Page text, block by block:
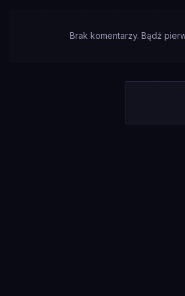
Brak komentarzy. Bądź